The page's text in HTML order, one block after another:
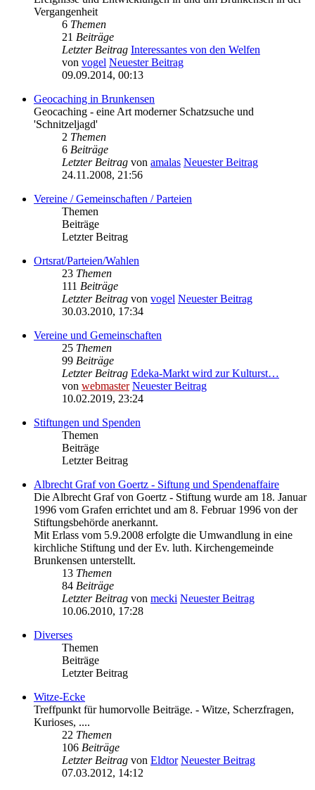
Vergangenheit
6 Themen
21 Beiträge
Letzter Beitrag Interessantes von den Welfen
von vogel Neuester Beitrag
09.09.2014, 00:13
Geocaching in Brunkensen
Geocaching - eine Art moderner Schatzsuche und
'Schnitzeljagd'
2 Themen
6 Beiträge
Letzter Beitrag von amalas Neuester Beitrag
24.11.2008, 21:56
Vereine / Gemeinschaften / Parteien
Themen
Beiträge
Letzter Beitrag
Ortsrat/Parteien/Wahlen
23 Themen
111 Beiträge
Letzter Beitrag von vogel Neuester Beitrag
30.03.2010, 17:34
Vereine und Gemeinschaften
25 Themen
99 Beiträge
Letzter Beitrag Edeka-Markt wird zur Kulturst…
von webmaster Neuester Beitrag
10.02.2019, 23:24
Stiftungen und Spenden
Themen
Beiträge
Letzter Beitrag
Albrecht Graf von Goertz - Siftung und Spendenaffaire
Die Albrecht Graf von Goertz - Stiftung wurde am 18. Januar
1996 vom Grafen errichtet und am 8. Februar 1996 von der
Stiftungsbehörde anerkannt.
Mit Erlass vom 5.9.2008 erfolgte die Umwandlung in eine
kirchliche Stiftung und der Ev. luth. Kirchengemeinde
Brunkensen unterstellt.
13 Themen
84 Beiträge
Letzter Beitrag von mecki Neuester Beitrag
10.06.2010, 17:28
Diverses
Themen
Beiträge
Letzter Beitrag
Witze-Ecke
Treffpunkt für humorvolle Beiträge. - Witze, Scherzfragen,
Kurioses, ....
22 Themen
106 Beiträge
Letzter Beitrag von Eldtor Neuester Beitrag
07.03.2012, 14:12